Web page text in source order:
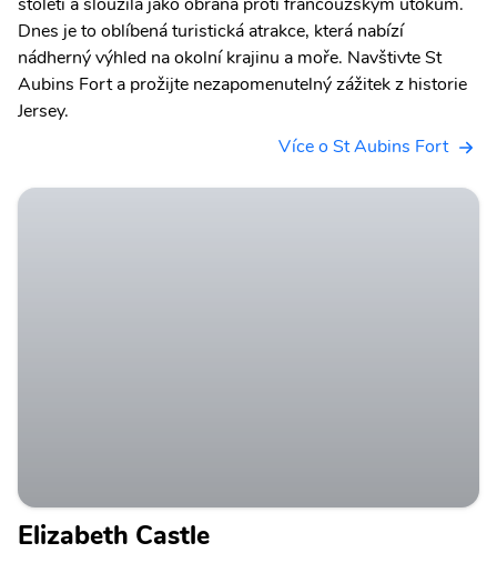
Dnes je to oblíbená turistická atrakce, která nabízí
nádherný výhled na okolní krajinu a moře. Navštivte St
Aubins Fort a prožijte nezapomenutelný zážitek z historie
Jersey.
Více o St Aubins Fort
Elizabeth Castle